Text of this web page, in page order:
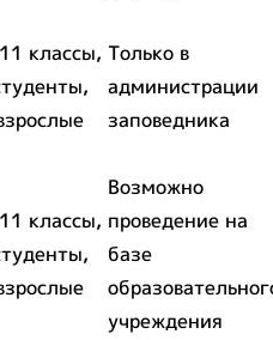
классы, Только в
администрации
заповедника
классы,
Возможно
проведение на
базе
учреждения